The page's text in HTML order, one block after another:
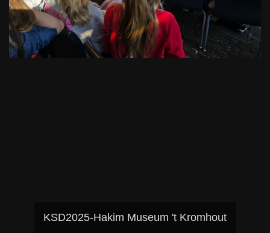
KSD2025-Hakim Museum 't Kromhout